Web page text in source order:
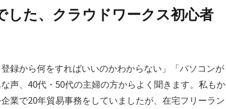
した、クラウドワークス初心者
録から何をすればいいのかわからない」「パソコンが
声、40代・50代の主婦の方からよく聞きます。私もか
業で20年貿易事務をしていましたが、在宅フリーラン